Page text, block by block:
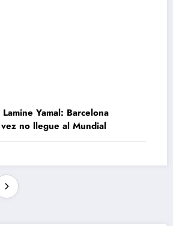
Yamal: Barcelona
no llegue al Mundial